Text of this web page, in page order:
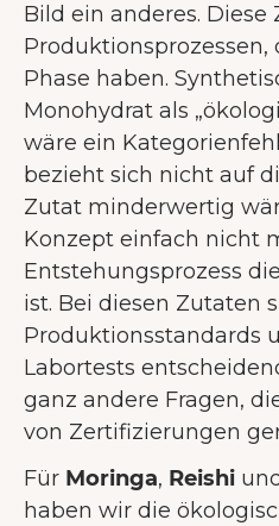
Bild ein anderes.
Produktionsprozessen,
Phase haben.
Monohydrat als
wäre ein
bezieht sich nicht auf
Zutat minderwertig
Konzept einfach nicht
Entstehungsprozess
ist. Bei diesen Zutaten
Produktionsstandards
Labortests
ganz andere Fragen,
von Zertifizierungen
Für Moringa, Reishi
haben wir die